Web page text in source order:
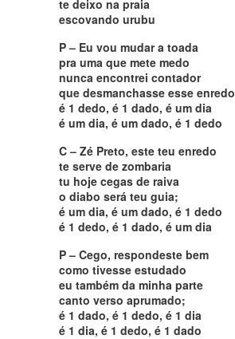
te deixo na praia
escovando urubu
P – Eu vou mudar a toada
pra uma que mete medo
nunca encontrei contador
que desmanchasse esse enredo
é 1 dedo, é 1 dado, é um dia
é um dia, é um dado, é 1 dedo
C – Zé Preto, este teu enredo
te serve de zombaria
tu hoje cegas de raiva
o diabo será teu guia;
é um dia, é um dado, é 1 dedo
é 1 dedo, é 1 dado, é um dia
P – Cego, respondeste bem
como tivesse estudado
eu também da minha parte
canto verso aprumado;
é 1 dado, é 1 dedo, é 1 dia
é 1 dia, é 1 dedo, é 1 dado